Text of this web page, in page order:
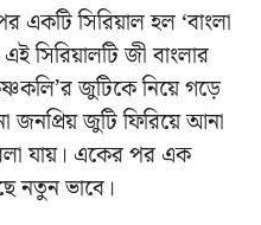
সিরিয়াল হল ‘বাংলা
সিরিয়ালটি জী বাংলার
জুটিকে নিয়ে গড়ে
জনপ্রিয় জুটি ফিরিয়ে আনা
বলা যায়। একের পর এক
নতুন ভাবে।